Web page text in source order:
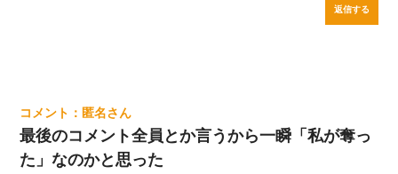
返信する
匿名
最後のコメント全員とか言うから一瞬「私が奪っ
た」なのかと思った